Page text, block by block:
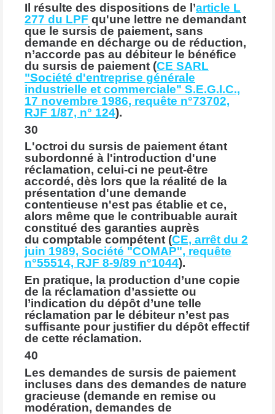
Il résulte des dispositions de l’article L
277 du LPF qu'une lettre ne demandant
que le sursis de paiement, sans
demande en décharge ou de réduction,
n’accorde pas au débiteur le bénéfice
du sursis de paiement (CE SARL
"Société d'entreprise générale
industrielle et commerciale" S.E.G.I.C.,
17 novembre 1986, requête n°73702,
RJF 1/87, n° 124).
30
L'octroi du sursis de paiement étant
subordonné à l'introduction d'une
réclamation, celui-ci ne peut-être
accordé, dès lors que la réalité de la
présentation d'une demande
contentieuse n'est pas établie et ce,
alors même que le contribuable aurait
constitué des garanties auprès
du comptable compétent (CE, arrêt du 2
juin 1989, Société "COMAP", requête
n°55514, RJF 8-9/89 n°1044).
En pratique, la production d’une copie
de la réclamation d’assiette ou
l’indication du dépôt d’une telle
réclamation par le débiteur n’est pas
suffisante pour justifier du dépôt effectif
de cette réclamation.
40
Les demandes de sursis de paiement
incluses dans des demandes de nature
gracieuse (demande en remise ou
modération, demandes de